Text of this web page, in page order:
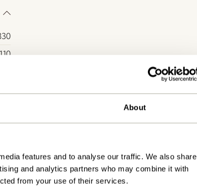
About
features and to analyse our traffic. We also share
and analytics partners who may combine it with
from your use of their services.